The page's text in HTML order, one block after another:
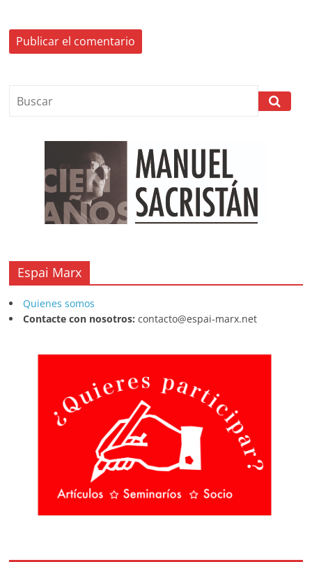
Espai Marx
Quienes somos
Contacte con nosotros: contacto@espai-marx.net